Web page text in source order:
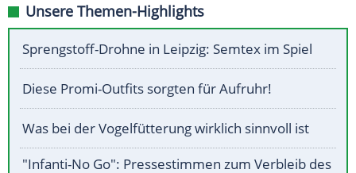
Unsere Themen-Highlights
Sprengstoff-Drohne in Leipzig: Semtex im Spiel
Diese Promi-Outfits sorgten für Aufruhr!
Was bei der Vogelfütterung wirklich sinnvoll ist
"Infanti-No Go": Pressestimmen zum Verbleib des